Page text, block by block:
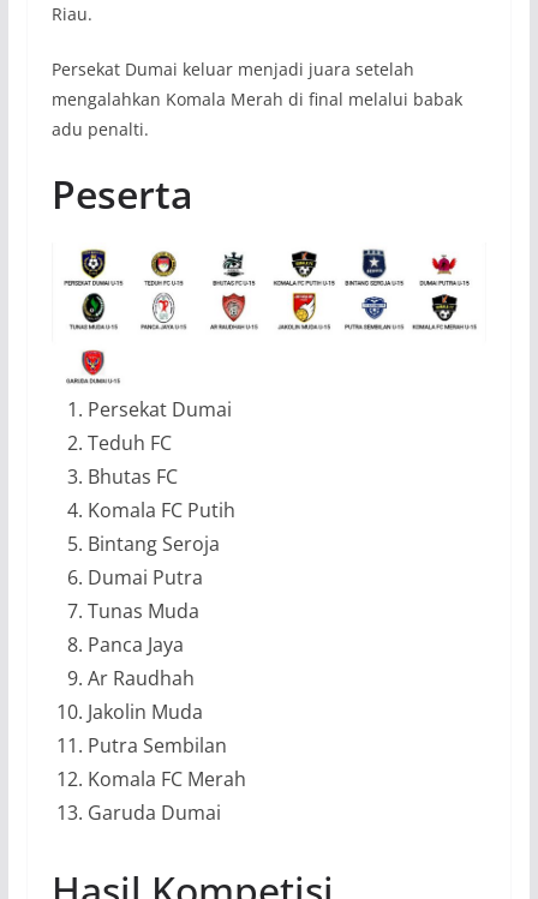
Riau.
Persekat Dumai keluar menjadi juara setelah
mengalahkan Komala Merah di final melalui babak
adu penalti.
Peserta
Persekat Dumai
Teduh FC
Bhutas FC
Komala FC Putih
Bintang Seroja
Dumai Putra
Tunas Muda
Panca Jaya
Ar Raudhah
Jakolin Muda
Putra Sembilan
Komala FC Merah
Garuda Dumai